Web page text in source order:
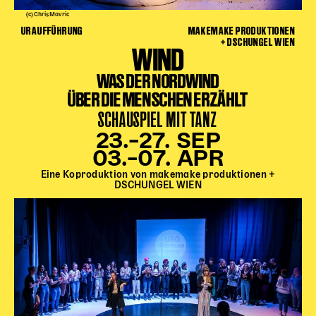
(c) Chris Mavric
URAUFFÜHRUNG
MAKEMAKE PRODUKTIONEN
+ DSCHUNGEL WIEN
WIND
WAS DER NORDWIND
ÜBER DIE MENSCHEN ERZÄHLT
SCHAUSPIEL MIT TANZ
23.–27. SEP
03.–07. APR
Eine Koproduktion von makemake produktionen +
DSCHUNGEL WIEN